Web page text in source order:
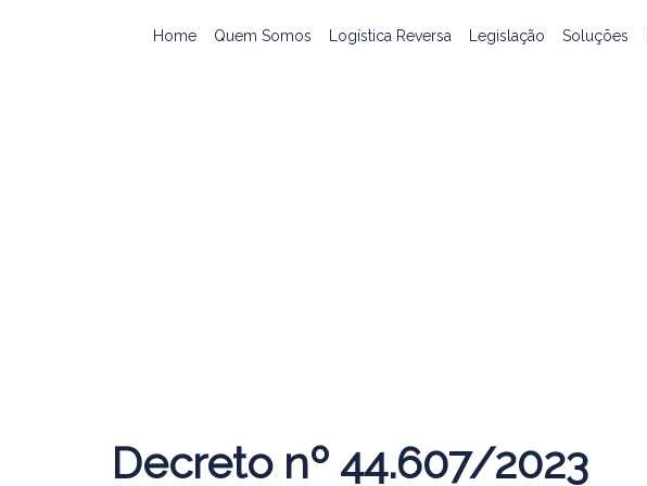
Home Quem Somos Logística Reversa Legislação Soluções
Decreto nº 44.607/2023